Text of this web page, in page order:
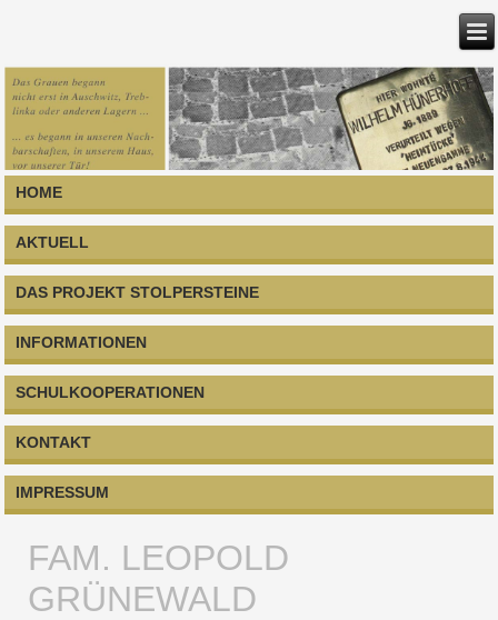
HOME
AKTUELL
DAS PROJEKT STOLPERSTEINE
INFORMATIONEN
SCHULKOOPERATIONEN
KONTAKT
IMPRESSUM
FAM. LEOPOLD
GRÜNEWALD